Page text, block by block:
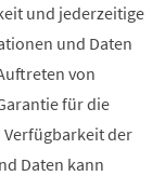
und jederzeitige
und Daten
von
für die
der
Daten kann